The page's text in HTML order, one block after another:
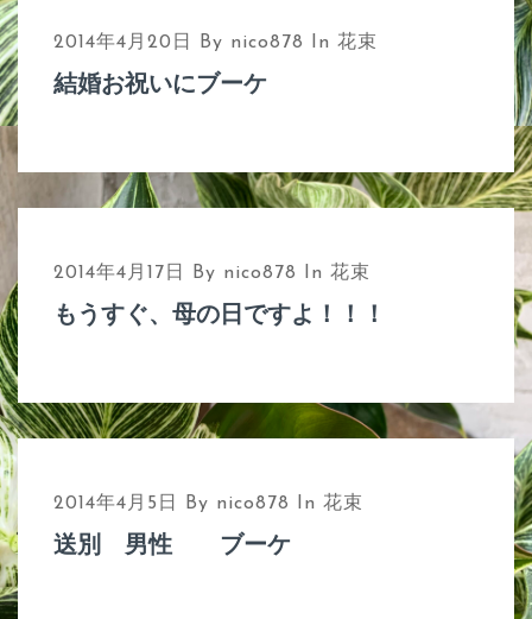
2014年4月20日 By nico878 In 花束
結婚お祝いにブーケ
2014年4月17日 By nico878 In 花束
もうすぐ、母の日ですよ！！！
2014年4月5日 By nico878 In 花束
送別 男性 ブーケ